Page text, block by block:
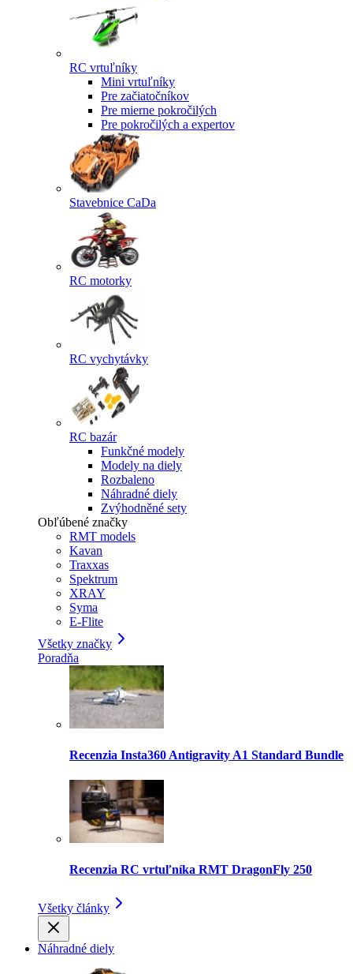
RC vrtuľníky
Mini vrtuľníky
Pre začiatočníkov
Pre mierne pokročilých
Pre pokročilých a expertov
Stavebnice CaDa
RC motorky
RC vychytávky
RC bazár
Funkčné modely
Modely na diely
Rozbaleno
Náhradné diely
Zvýhodněné sety
Obľúbené značky
RMT models
Kavan
Traxxas
Spektrum
XRAY
Syma
E-Flite
Všetky značky
Poradňa
Recenzia Insta360 Antigravity A1 Standard Bundle
Recenzia RC vrtuľníka RMT DragonFly 250
Všetky články
Náhradné diely